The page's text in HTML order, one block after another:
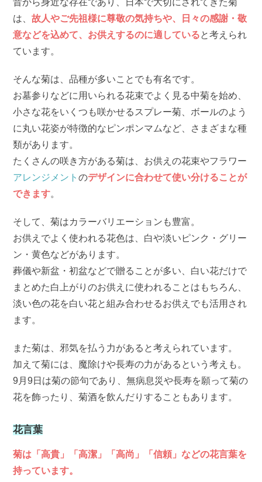
昔から身近な存在であり、日本で大切にされてきた菊
は、故人やご先祖様に尊敬の気持ちや、日々の感謝・敬
意などを込めて、お供えするのに適していると考えられ
ています。
そんな菊は、品種が多いことでも有名です。
お墓参りなどに用いられる花束でよく見る中菊を始め、
小さな花をいくつも咲かせるスプレー菊、ボールのよう
に丸い花姿が特徴的なピンポンマムなど、さまざまな種
類があります。
たくさんの咲き方がある菊は、お供えの花束やフラワー
アレンジメントのデザインに合わせて使い分けることが
できます。
そして、菊はカラーバリエーションも豊富。
お供えでよく使われる花色は、白や淡いピンク・グリー
ン・黄色などがあります。
葬儀や新盆・初盆などで贈ることが多い、白い花だけで
まとめた白上がりのお供えに使われることはもちろん、
淡い色の花を白い花と組み合わせるお供えでも活用され
ます。
また菊は、邪気を払う力があると考えられています。
加えて菊には、魔除けや長寿の力があるという考えも。
9月9日は菊の節句であり、無病息災や長寿を願って菊の
花を飾ったり、菊酒を飲んだりすることもあります。
花言葉
菊は「高貴」「高潔」「高尚」「信頼」などの花言葉を
持っています。